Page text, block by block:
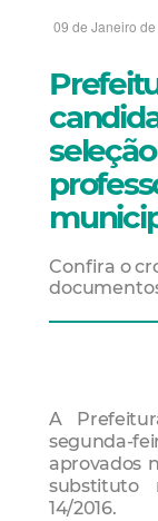
09 de Janeiro
Confira o
A
segunda-
aprovados
substituto
14/2016.